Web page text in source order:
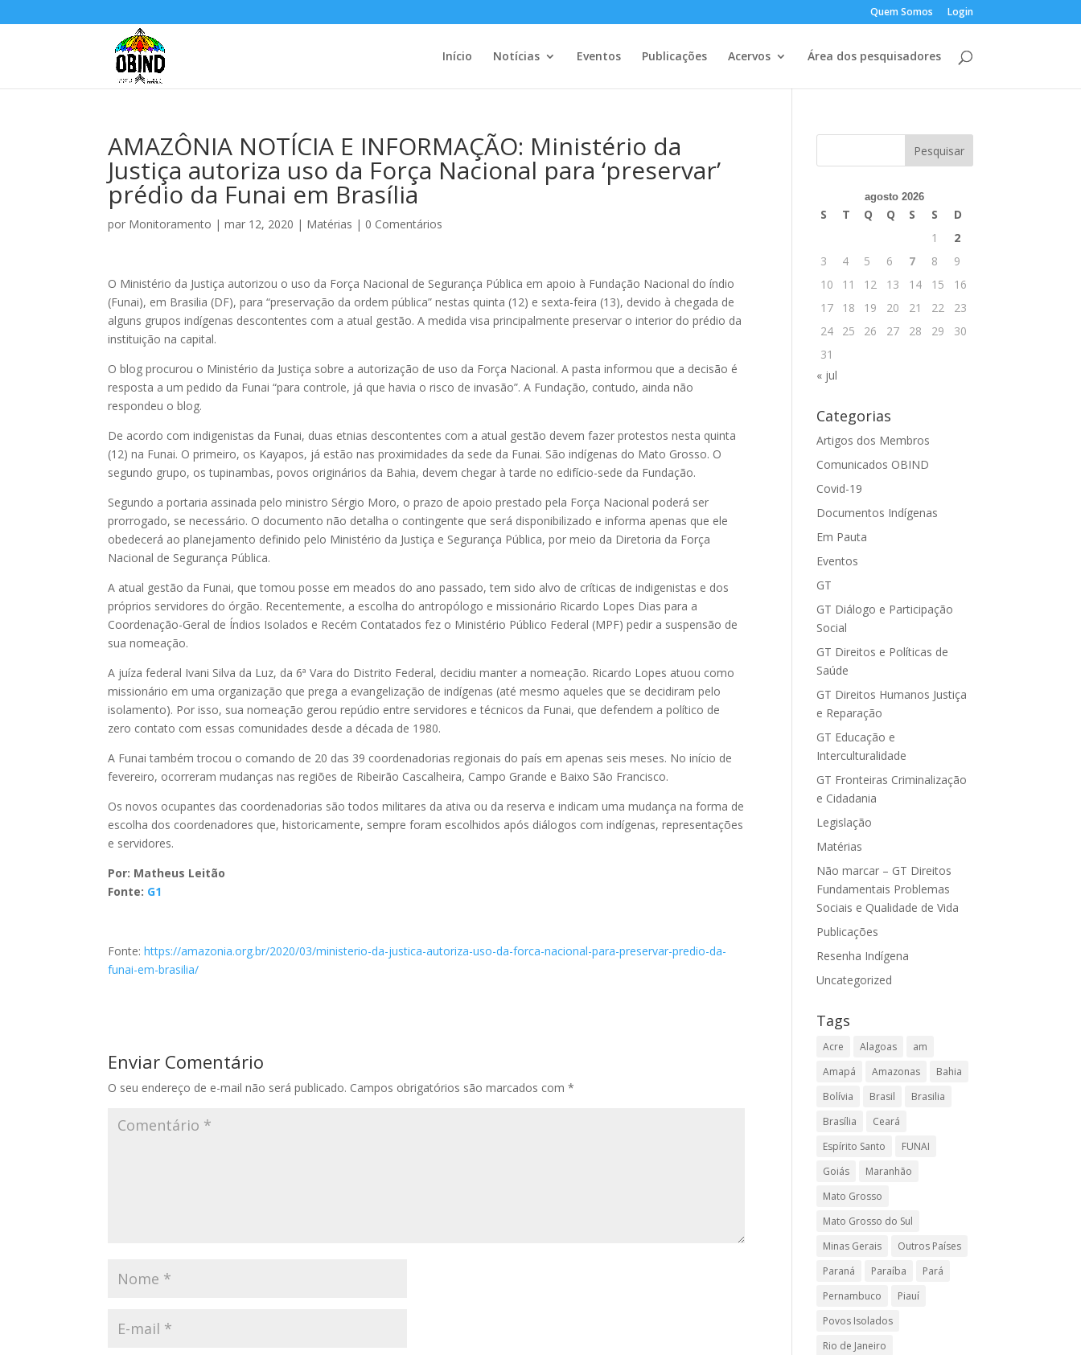
Quem Somos Login
Início Notícias Eventos Publicações Acervos Área dos pesquisadores
AMAZÔNIA NOTÍCIA E INFORMAÇÃO: Ministério da
Justiça autoriza uso da Força Nacional para ‘preservar’
prédio da Funai em Brasília
por Monitoramento |mar 12, 2020 | Matérias | 0 Comentários
O Ministério da Justiça autorizou o uso da Força Nacional de Segurança Pública em apoio à Fundação Nacional do índio
(Funai), em Brasilia (DF), para “preservação da ordem pública” nestas quinta (12) e sexta-feira (13), devido à chegada de
alguns grupos indígenas descontentes com a atual gestão. A medida visa principalmente preservar o interior do prédio da
instituição na capital.
O blog procurou o Ministério da Justiça sobre a autorização de uso da Força Nacional. A pasta informou que a decisão é
resposta a um pedido da Funai “para controle, já que havia o risco de invasão”. A Fundação, contudo, ainda não
respondeu o blog.
De acordo com indigenistas da Funai, duas etnias descontentes com a atual gestão devem fazer protestos nesta quinta
(12) na Funai. O primeiro, os Kayapos, já estão nas proximidades da sede da Funai. São indígenas do Mato Grosso. O
segundo grupo, os tupinambas, povos originários da Bahia, devem chegar à tarde no edifício-sede da Fundação.
Segundo a portaria assinada pelo ministro Sérgio Moro, o prazo de apoio prestado pela Força Nacional poderá ser
prorrogado, se necessário. O documento não detalha o contingente que será disponibilizado e informa apenas que ele
obedecerá ao planejamento definido pelo Ministério da Justiça e Segurança Pública, por meio da Diretoria da Força
Nacional de Segurança Pública.
A atual gestão da Funai, que tomou posse em meados do ano passado, tem sido alvo de críticas de indigenistas e dos
próprios servidores do órgão. Recentemente, a escolha do antropólogo e missionário Ricardo Lopes Dias para a
Coordenação-Geral de Índios Isolados e Recém Contatados fez o Ministério Público Federal (MPF) pedir a suspensão de
sua nomeação.
A juíza federal Ivani Silva da Luz, da 6ª Vara do Distrito Federal, decidiu manter a nomeação. Ricardo Lopes atuou como
missionário em uma organização que prega a evangelização de indígenas (até mesmo aqueles que se decidiram pelo
isolamento). Por isso, sua nomeação gerou repúdio entre servidores e técnicos da Funai, que defendem a político de
zero contato com essas comunidades desde a década de 1980.
A Funai também trocou o comando de 20 das 39 coordenadorias regionais do país em apenas seis meses. No início de
fevereiro, ocorreram mudanças nas regiões de Ribeirão Cascalheira, Campo Grande e Baixo São Francisco.
Os novos ocupantes das coordenadorias são todos militares da ativa ou da reserva e indicam uma mudança na forma de
escolha dos coordenadores que, historicamente, sempre foram escolhidos após diálogos com indígenas, representações
e servidores.
Por: Matheus Leitão
Fonte: G1
Fonte:https://amazonia.org.br/2020/03/ministerio-da-justica-autoriza-uso-da-forca-nacional-para-preservar-predio-da-
funai-em-brasilia/
Enviar Comentário
O seu endereço de e-mail não será publicado. Campos obrigatórios são marcados com*
agosto 2026
S T Q Q S S
D
1
2
3
4 5 6 7 8
9
10
11 12 13 14 15
16
17
18 19 20 21 22
23
24
25 26 27 28 29
30
31
« jul
Categorias
Artigos dos Membros
Comunicados OBIND
Covid-19
Documentos Indígenas
Em Pauta
Eventos
GT
GT Diálogo e Participação
Social
GT Direitos e Políticas de
Saúde
GT Direitos Humanos Justiça
e Reparação
GT Educação e
Interculturalidade
GT Fronteiras Criminalização
e Cidadania
Legislação
Matérias
Não marcar – GT Direitos
Fundamentais Problemas
Sociais e Qualidade de Vida
Publicações
Resenha Indígena
Uncategorized
Tags
Acre Alagoas
am
Amapá
Amazonas
Bahia
Bolívia
Brasil
Brasilia
Brasília
Ceará
Espírito Santo
FUNAI
Goiás
Maranhão
Mato Grosso
Mato Grosso do Sul
Minas Gerais
Outros Países
Paraná
Paraíba
Pará
Pernambuco
Piauí
Povos Isolados
Rio de Janeiro